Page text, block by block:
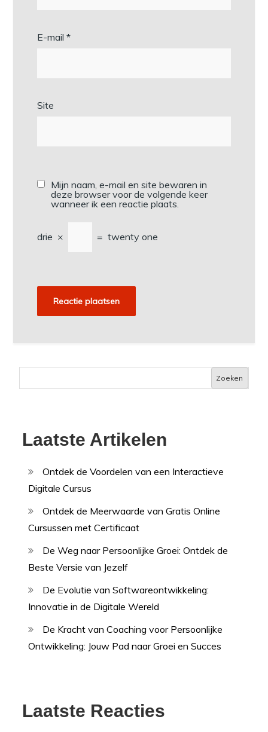
E-mail*
Site
Mijn naam, e-mail en site bewaren in
deze browser voor de volgende keer
wanneer ik een reactie plaats.
drie × = twenty one
Zoeken
Laatste Artikelen
Ontdek de Voordelen van een Interactieve
Digitale Cursus
Ontdek de Meerwaarde van Gratis Online
Cursussen met Certificaat
De Weg naar Persoonlijke Groei: Ontdek de
Beste Versie van Jezelf
De Evolutie van Softwareontwikkeling:
Innovatie in de Digitale Wereld
De Kracht van Coaching voor Persoonlijke
Ontwikkeling: Jouw Pad naar Groei en Succes
Laatste Reacties